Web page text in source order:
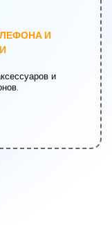
И
и